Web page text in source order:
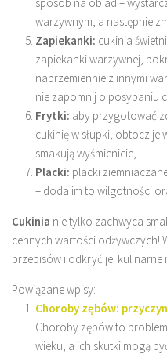
warzywnym, a następnie
Zapiekanki: cukinia
zapiekanki warzywnej,
naprzemiennie z innymi
nie zapomnij o posypaniu
Frytki: aby przygotować
cukinię w słupki, obtocz je
smakują wyśmienicie,
Placki: placki
– doda im to wilgotności
Cukinia nie tylko zachwyca
cennych wartości odżywczych!
przepisów i odkryć jej kulinarne
Powiązane wpisy:
Choroby zębów:
Choroby zębów to
wieku, a ich skutki mogą